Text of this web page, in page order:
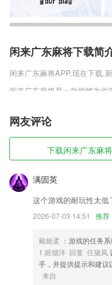
闲来广东麻将下载简
闲来广东麻将APP,现在下载,
闲来广东麻将是一款能够为
乐大厅，不同的玩法能够给
来体验更多的激情，同时也能
能赐予你全新的挑战，你将利
闲来广东麻将软件特色
1,使用方法非常简单，对于新
用户进行参考。
2,考生可以通过章节练习、专
种方式来进行科目一和科目四
3,【热门书库】更多好看的都
4,录入了标准的汉字发音，在
5,无缝连接推荐，加上良好
6,》印刷级正版高清图片，良
网友评论
下载闲来广东麻
满固英
这个游戏的耐玩性太低
2026-07-03 14:51 推荐
戴姬柔 ：游戏的任务
1.姬烟洋 回复 任黛凤
手，并提供提示和建议
来自